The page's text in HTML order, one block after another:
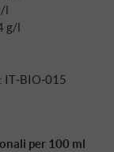
l
g/l
IT‑BIO‑015
per 100 ml